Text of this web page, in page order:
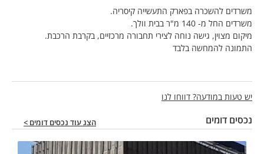
משרדים להשכרה בפארק התעשייה קיסריה.
משרדים החל מ- 140 מ"ר בבית וולך.
מיקום מצוין, גישה נוחה לצירי תחבורה מרכזיים, בקרבת הרכבת.
התמונה להמחשה בלבד
יש טעות במודעה? דווחו לנו
נכסים דומים הצג עוד נכסים דומים >